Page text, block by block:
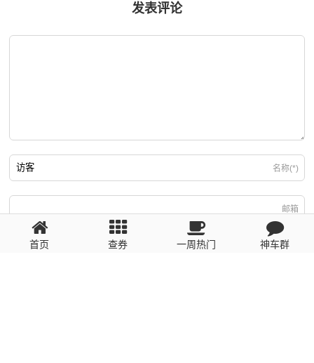
发表评论
名称(*)
邮箱
回复需填写必要信息
首页 查券 一周热门 神车群